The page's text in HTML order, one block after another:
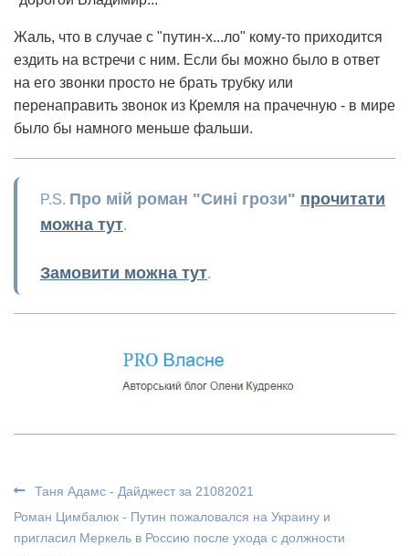
Жаль, что в случае с "путин-х...ло" кому-то приходится
ездить на встречи с ним. Если бы можно было в ответ
на его звонки просто не брать трубку или
перенаправить звонок из Кремля на прачечную - в мире
было бы намного меньше фальши.
P.S. Про мій роман "Сині грози" прочитати
можна тут.
Замовити можна тут.
Таня Адамс - Дайджест за 21082021
Роман Цимбалюк - Путин пожаловался на Украину и
пригласил Меркель в Россию после ухода с должности